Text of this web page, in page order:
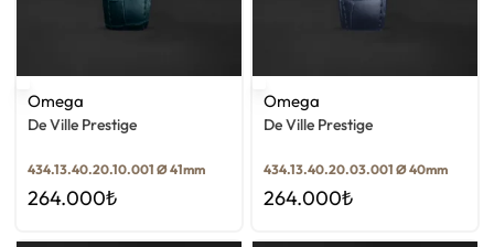
Omega
De Ville Prestige
434.13.40.20.10.001 Ø 41mm
264.000₺
Omega
De Ville Prestige
434.13.40.20.03.001 Ø 40mm
264.000₺